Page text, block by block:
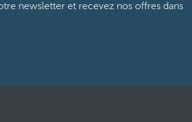
newsletter et recevez nos offres dans